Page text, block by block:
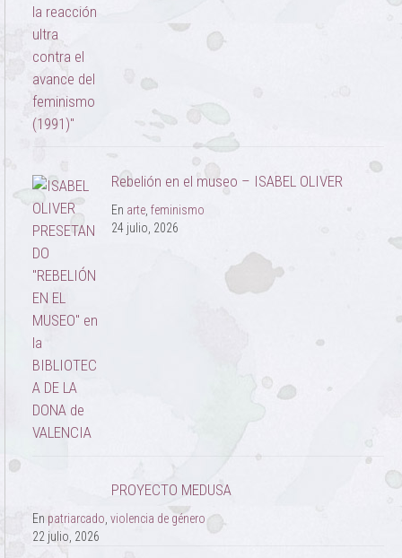
Rebelión en el museo – ISABEL OLIVER
En arte, feminismo
24 julio, 2026
PROYECTO MEDUSA
En patriarcado, violencia de género
22 julio, 2026